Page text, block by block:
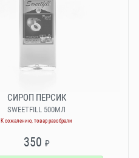
СИРОП ПЕРСИК
SWEETFILL 500МЛ
К сожалению, товар разобрали
350 ₽